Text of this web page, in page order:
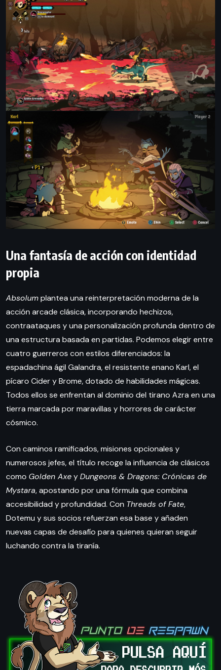
Una fantasía de acción con identidad
propia
Absolumplantea una reinterpretación moderna de la
acción arcade clásica, incorporando hechizos,
contraataques y una personalización profunda dentro de
una estructura basada en partidas. Podemos elegir entre
cuatro guerreros con estilos diferenciados: la
espadachina ágil Galandra, el resistente enano Karl, el
pícaro Cider y Brome, dotado de habilidades mágicas.
Todos ellos se enfrentan al dominio del tirano Azra en una
tierra marcada por maravillas y horrores de carácter
cósmico.
Con caminos ramificados, misiones opcionales y
numerosos jefes, el título recoge la influencia de clásicos
como Golden AxeyDungeons & Dragons: Crónicas de
Mystara, apostando por una fórmula que combina
accesibilidad y profundidad. Con Threads of Fate,
Dotemu y sus socios refuerzan esa base y añaden
nuevas capas de desafío para quienes quieran seguir
luchando contra la tiranía.